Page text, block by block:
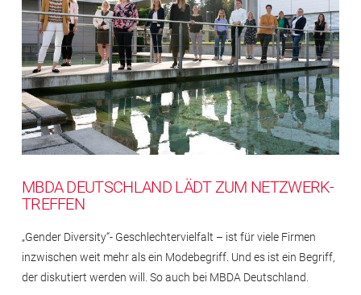
MBDA DEUTSCHLAND LÄDT ZUM NETZWERK-
TREFFEN
„Gender Diversity“- Geschlechtervielfalt – ist für viele Firmen
inzwischen weit mehr als ein Modebegriff. Und es ist ein Begriff,
der diskutiert werden will. So auch bei MBDA Deutschland.